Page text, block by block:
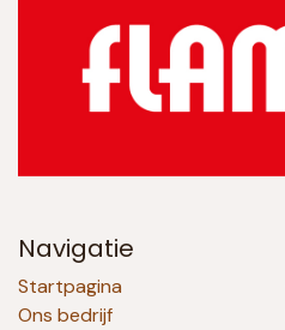
Navigatie
Startpagina
Ons bedrijf